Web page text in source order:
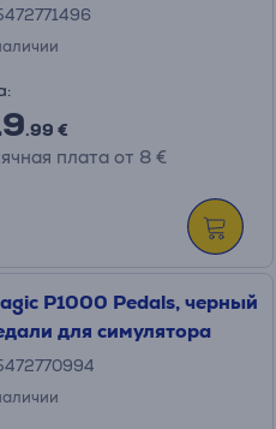
.99 €
плата от 8 €
P1000 Pedals, черный
для симулятора